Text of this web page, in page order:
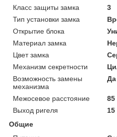
Класс защиты замка
3
Тип установки замка
Открытие блока
Материал замка
Цвет замка
Механизм секретности
Возможность замены
механизма
Да
Межосевое расстояние
Выход ригеля
Общие